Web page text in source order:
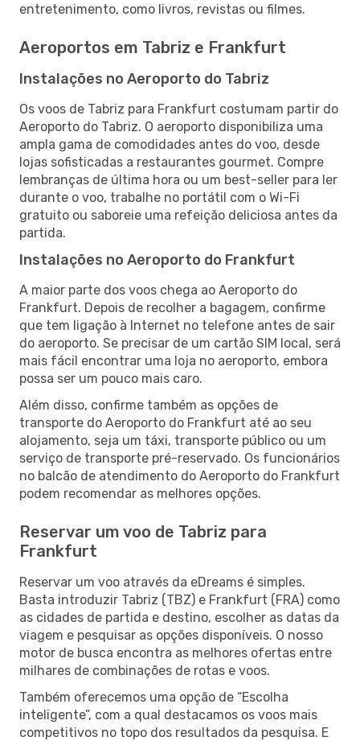
entretenimento, como livros, revistas ou filmes.
Aeroportos em Tabriz e Frankfurt
Instalações no Aeroporto do Tabriz
Os voos de Tabriz para Frankfurt costumam partir do
Aeroporto do Tabriz. O aeroporto disponibiliza uma
ampla gama de comodidades antes do voo, desde
lojas sofisticadas a restaurantes gourmet. Compre
lembranças de última hora ou um best-seller para ler
durante o voo, trabalhe no portátil com o Wi-Fi
gratuito ou saboreie uma refeição deliciosa antes da
partida.
Instalações no Aeroporto do Frankfurt
A maior parte dos voos chega ao Aeroporto do
Frankfurt. Depois de recolher a bagagem, confirme
que tem ligação à Internet no telefone antes de sair
do aeroporto. Se precisar de um cartão SIM local, será
mais fácil encontrar uma loja no aeroporto, embora
possa ser um pouco mais caro.
Além disso, confirme também as opções de
transporte do Aeroporto do Frankfurt até ao seu
alojamento, seja um táxi, transporte público ou um
serviço de transporte pré-reservado. Os funcionários
no balcão de atendimento do Aeroporto do Frankfurt
podem recomendar as melhores opções.
Reservar um voo de Tabriz para
Frankfurt
Reservar um voo através da eDreams é simples.
Basta introduzir Tabriz (TBZ) e Frankfurt (FRA) como
as cidades de partida e destino, escolher as datas da
viagem e pesquisar as opções disponíveis. O nosso
motor de busca encontra as melhores ofertas entre
milhares de combinações de rotas e voos.
Também oferecemos uma opção de “Escolha
inteligente”, com a qual destacamos os voos mais
competitivos no topo dos resultados da pesquisa. E